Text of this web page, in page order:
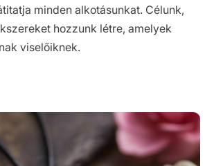
minden alkotásunkat. Célunk,
hozzunk létre, amelyek
viselőiknek.